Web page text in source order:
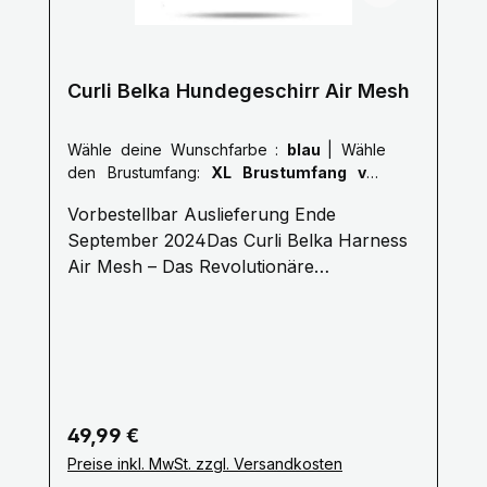
Curli Belka Hundegeschirr Air Mesh
Wähle deine Wunschfarbe : blau
den Brustumfang: XL Brustumfang von
Vorbestellbar Auslieferung Ende
September 2024Das Curli Belka Harness
Air Mesh – Das Revolutionäre
Mit dem neuen Curli Belka Harness Air
Mesh bringt Curli ein Brustgeschirr auf
den Markt, das modernste Technologie
Regulärer Preis:
49,99 €
Preise inkl. MwSt. zzgl. Versandkosten